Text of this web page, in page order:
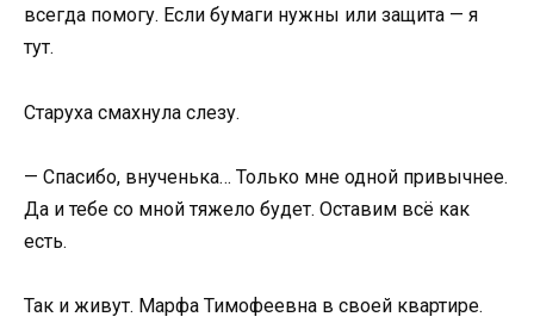
всегда помогу. Если бумаги нужны или защита — я
тут.
Старуха смахнула слезу.
— Спасибо, внученька… Только мне одной привычнее.
Да и тебе со мной тяжело будет. Оставим всё как
есть.
Так и живут. Марфа Тимофеевна в своей квартире.